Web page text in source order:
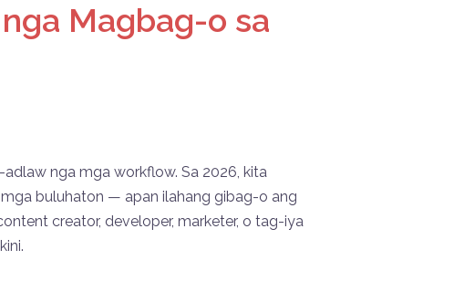
Magbag-o sa
nga mga workflow. Sa 2026, kita
buluhaton — apan ilahang gibag-o ang
creator, developer, marketer, o tag-iya